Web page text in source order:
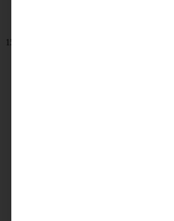
15. Oktober 2025
Meine 18 Lieblingsrezepte